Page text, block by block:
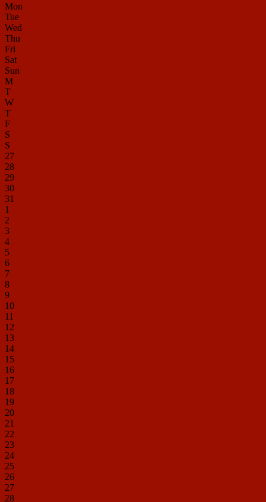
Mon
Tue
Wed
Thu
Fri
Sat
Sun
M
T
W
T
F
S
S
27
28
29
30
31
1
2
3
4
5
6
7
8
9
10
11
12
13
14
15
16
17
18
19
20
21
22
23
24
25
26
27
28